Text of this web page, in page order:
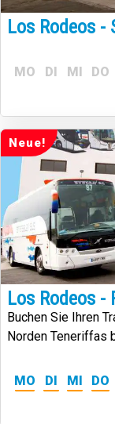
Los Rodeos -
MO DI MI DO
Neue!
Los Rodeos -
Buchen Sie Ihren
Norden Teneriffas
MO DI MI DO